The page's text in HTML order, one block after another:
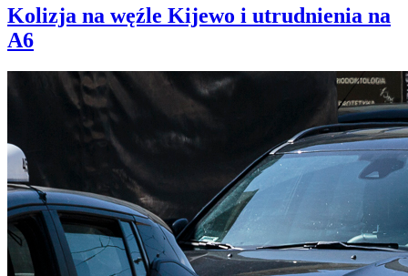
Kolizja na węźle Kijewo i utrudnienia na
A6